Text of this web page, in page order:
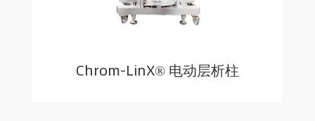
Chrom-LinX® 电动层析柱